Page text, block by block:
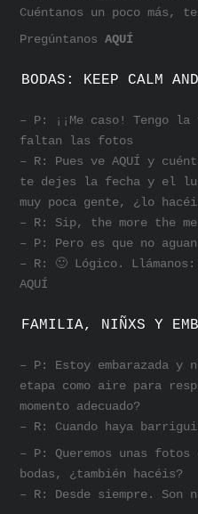
Cuéntanos un poco más,
PregúntanosAQUÍ
BODAS: KEEP CALM
– P: ¡¡Me caso! Tengo
faltan las fotos
– R: Pues ve AQUÍ y
te dejes la fecha y el
muy poca gente, ¿lo
– R: Sip, the more the
– P: Pero es que no
– R: 🙂 Lógico. Llámanos:
AQUÍ
FAMILIA, NIÑXS Y
– P: Estoy embarazada
etapa como aire para
momento adecuado?
– R: Cuando haya
– P: Queremos unas
bodas, ¿también hacéis?
– R: Desde siempre. Son